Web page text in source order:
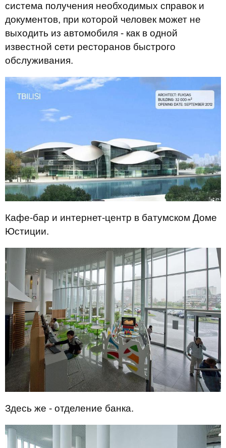
система получения необходимых справок и
документов, при которой человек может не
выходить из автомобиля - как в одной
известной сети ресторанов быстрого
обслуживания.
Кафе-бар и интернет-центр в батумском Доме
Юстиции.
Здесь же - отделение банка.